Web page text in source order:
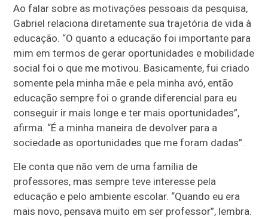
Ao falar sobre as motivações pessoais da pesquisa,
Gabriel relaciona diretamente sua trajetória de vida à
educação. “O quanto a educação foi importante para
mim em termos de gerar oportunidades e mobilidade
social foi o que me motivou. Basicamente, fui criado
somente pela minha mãe e pela minha avó, então
educação sempre foi o grande diferencial para eu
conseguir ir mais longe e ter mais oportunidades”,
afirma. “É a minha maneira de devolver para a
sociedade as oportunidades que me foram dadas”.
Ele conta que não vem de uma família de
professores, mas sempre teve interesse pela
educação e pelo ambiente escolar. “Quando eu era
mais novo, pensava muito em ser professor”, lembra.